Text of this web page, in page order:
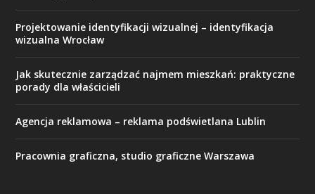
Projektowanie identyfikacji wizualnej – identyfikacja
wizualna Wrocław
Jak skutecznie zarządzać najmem mieszkań: praktyczne
porady dla właścicieli
Agencja reklamowa – reklama podświetlana Lublin
Pracownia graficzna, studio graficzne Warszawa